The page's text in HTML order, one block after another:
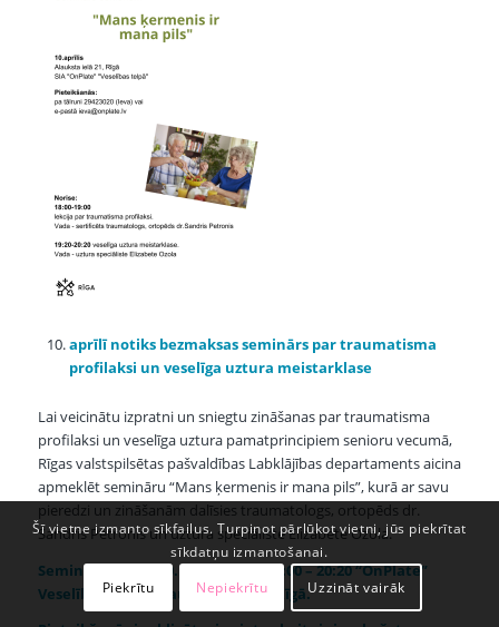
aprīlī notiks bezmaksas seminārs par traumatisma
profilaksi un veselīga uztura meistarklase
Lai veicinātu izpratni un sniegtu zināšanas par traumatisma
profilaksi un veselīga uztura pamatprincipiem senioru vecumā,
Rīgas valstspilsētas pašvaldības Labklājības departaments aicina
apmeklēt semināru “Mans ķermenis ir mana pils”, kurā ar savu
pieredzi un zināšanām dalīsies traumatologs, ortopēds dr.
Sandris Petronis un uztura speciāliste Elizabete Ozola.
Seminārs notiks 10. aprīlī plkst. 18:00 – 20:20 “OnPlate”
Veselības telpā, Alauksta ielā 21, Rīgā.
Šī vietne izmanto sīkfailus. Turpinot pārlūkot vietni, jūs piekrītat
sīkdatņu izmantošanai.
Piekrītu
Nepiekrītu Uzzināt vairāk